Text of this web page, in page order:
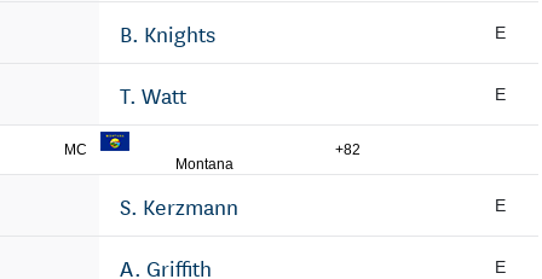
B. Knights E
T. Watt E
MC
Montana
+82
S. Kerzmann E
A. Griffith E